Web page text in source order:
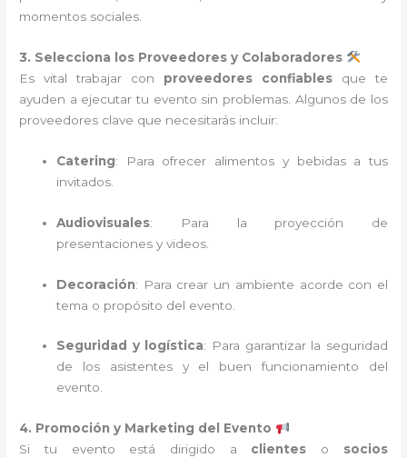
momentos sociales.
3. Selecciona los Proveedores y Colaboradores
Es vital trabajar con proveedores confiables que te
ayuden a ejecutar tu evento sin problemas. Algunos de los
proveedores clave que necesitarás incluir:
Catering: Para ofrecer alimentos y bebidas a tus
invitados.
Audiovisuales: Para la proyección de
presentaciones y videos.
Decoración: Para crear un ambiente acorde con el
tema o propósito del evento.
Seguridad y logística: Para garantizar la seguridad
de los asistentes y el buen funcionamiento del
evento.
4. Promoción y Marketing del Evento
Si tu evento está dirigido a clientes o socios